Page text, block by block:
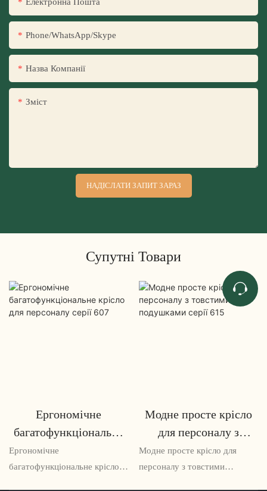
Phone/WhatsApp/Skype
Назва Компанії
Зміст
НАДІСЛАТИ ЗАПИТ ЗАРАЗ
Супутні Товари
Ергономічне
багатофункціональне
крісло для персоналу
серії 607
Ергономічне
багатофункціональне крісло
Модне просте крісло
для персоналу з
товстими подушками
серії 615
Модне просте крісло для
персоналу з товстими